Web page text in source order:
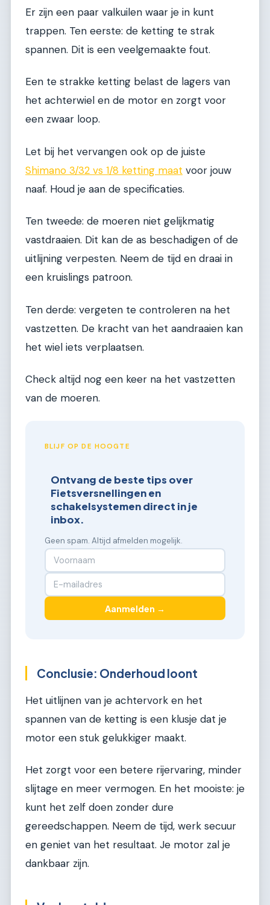
Er zijn een paar valkuilen waar je in kunt
trappen. Ten eerste: de ketting te strak
spannen. Dit is een veelgemaakte fout.
Een te strakke ketting belast de lagers van
het achterwiel en de motor en zorgt voor
een zwaar loop.
Let bij het vervangen ook op de juiste
Shimano 3/32 vs 1/8 ketting maat voor jouw
naaf. Houd je aan de specificaties.
Ten tweede: de moeren niet gelijkmatig
vastdraaien. Dit kan de as beschadigen of de
uitlijning verpesten. Neem de tijd en draai in
een kruislings patroon.
Ten derde: vergeten te controleren na het
vastzetten. De kracht van het aandraaien kan
het wiel iets verplaatsen.
Check altijd nog een keer na het vastzetten
van de moeren.
BLIJF OP DE HOOGTE
Ontvang de beste tips over
Fietsversnellingen en
schakelsystemen direct in je
inbox.
Geen spam. Altijd afmelden mogelijk.
Aanmelden →
Conclusie: Onderhoud loont
Het uitlijnen van je achtervork en het
spannen van de ketting is een klusje dat je
motor een stuk gelukkiger maakt.
Het zorgt voor een betere rijervaring, minder
slijtage en meer vermogen. En het mooiste: je
kunt het zelf doen zonder dure
gereedschappen. Neem de tijd, werk secuur
en geniet van het resultaat. Je motor zal je
dankbaar zijn.